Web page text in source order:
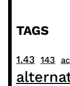
TAGS
1.43 143